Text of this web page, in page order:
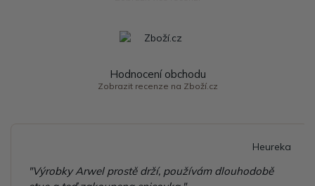
Hodnocení obchodu
Zobrazit recenze na Zboží.cz
Heureka
"Výrobky Arwel prostě drží, používám dlouhodobě